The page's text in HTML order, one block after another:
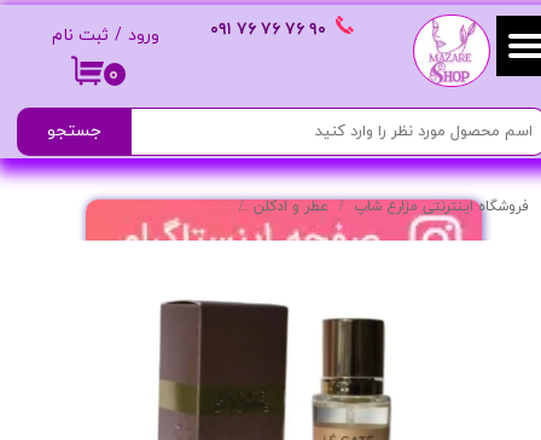
۰
ورود / ثبت نام
حساب کاربری من
تغییر گذر واژه
سفارشات
خروج از حساب کاربری
٩٠ ٧۶ ٧۶ ٧۶ ٠٩١
جستجو
فروشگاه اینترنتی مزارع شاپ عطر و ادکلن